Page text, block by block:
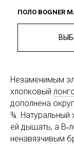
ПОЛО BOGNER
Незаменимым
хлопковый
дополнена
¾. Натуральный
ей дышать, а
ненавязчивым